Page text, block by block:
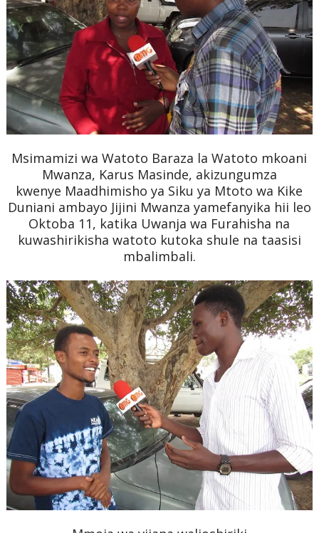
Msimamizi wa Watoto Baraza la Watoto mkoani
Mwanza, Karus Masinde, akizungumza
kwenye Maadhimisho ya Siku ya Mtoto wa Kike
Duniani ambayo Jijini Mwanza yamefanyika hii leo
Oktoba 11, katika Uwanja wa Furahisha na
kuwashirikisha watoto kutoka shule na taasisi
mbalimbali.